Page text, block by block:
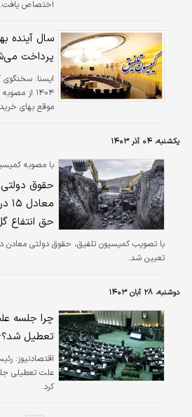
اختصاص یافت.
سال آینده
پرداخت
ايسنا: سخنگوی
۱۴۰۴ از
موقع بهای
یکشنبه، ۰۴ آذر ۱۴۰۳
با مصوبه
حق انتفاع
تعیین شد.
دوشنبه، ۲۸ آبان ۱۴۰۳
چرا جلسه
تعطیل
اقتصادنیوز:
علت تعطیلی
کرد.